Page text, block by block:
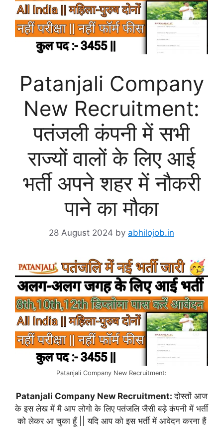
Patanjali Company
New Recruitment:
पतंजली कंपनी में सभी
राज्यों वालों के लिए आई
भर्ती अपने शहर में नौकरी
पाने का मौका
28 August 2024 by abhilojob.in
Patanjali Company New Recruitment:
Patanjali Company New Recruitment:दोस्तों आज
के इस लेख में मै आप लोगो के लिए पतंजलि जैसी बड़े कंपनी में भर्ती
को लेकर आ चुका हूँ || यदि आप को इस भर्ती में आवेदन करना हैं